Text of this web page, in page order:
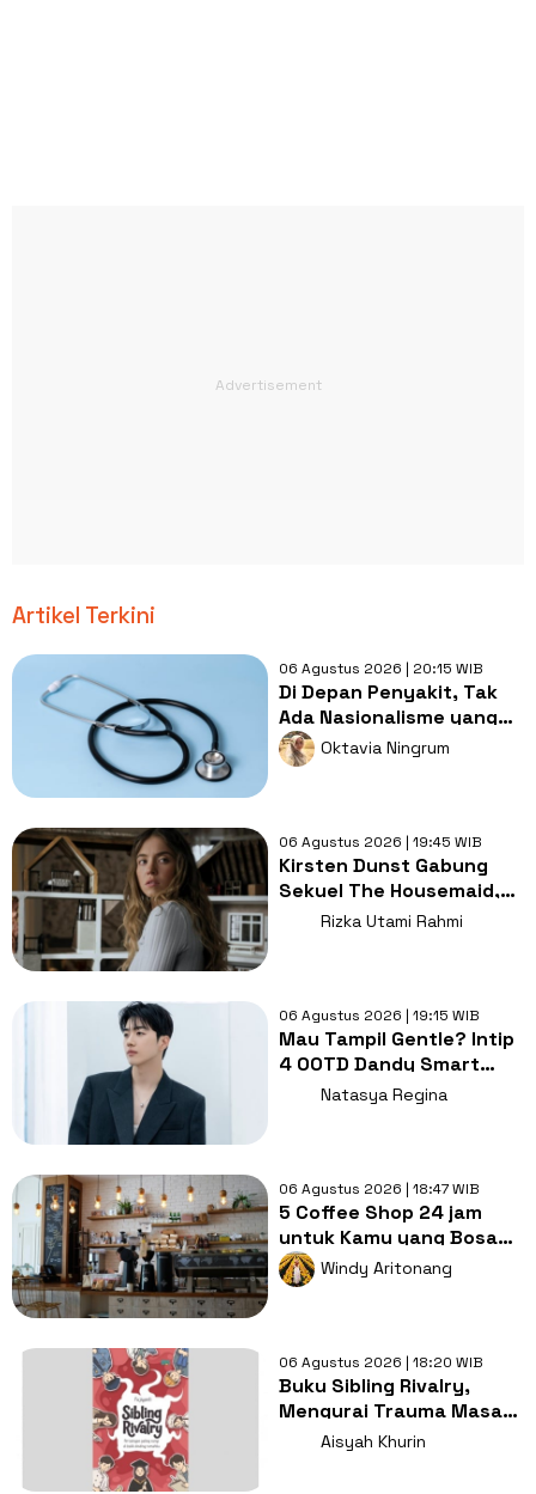
Artikel Terkini
06 Agustus 2026 | 20:15 WIB
Di Depan Penyakit, Tak
Ada Nasionalisme yang
Lebih Penting dari
Kesembuhan
Oktavia Ningrum
06 Agustus 2026 | 19:45 WIB
Kirsten Dunst Gabung
Sekuel The Housemaid,
Intip Sinopsis dan Jadwal
Rizka Utami Rahmi
06 Agustus 2026 | 19:15 WIB
Mau Tampil Gentle? Intip
4 OOTD Dandy Smart
Casual ala Kang Hoon
Natasya Regina
06 Agustus 2026 | 18:47 WIB
5 Coffee Shop 24 jam
untuk Kamu yang Bosan
Nugas di Kos
Windy Aritonang
06 Agustus 2026 | 18:20 WIB
Buku Sibling Rivalry,
Mengurai Trauma Masa
Kecil dan Persaingan
Aisyah Khurin